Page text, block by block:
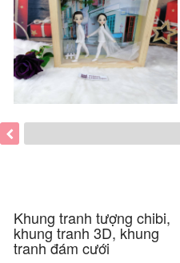
Khung tranh tượng chibi,
khung tranh 3D, khung
tranh đám cưới